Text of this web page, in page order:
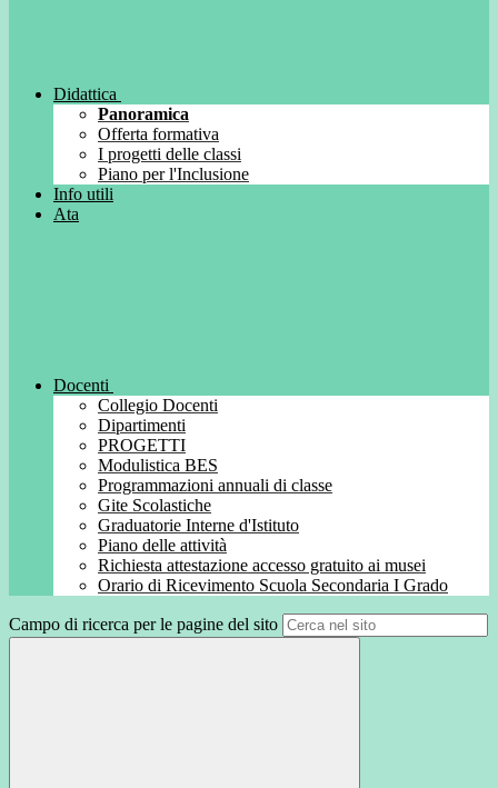
Didattica
Panoramica
Offerta formativa
I progetti delle classi
Piano per l'Inclusione
Info utili
Ata
Docenti
Collegio Docenti
Dipartimenti
PROGETTI
Modulistica BES
Programmazioni annuali di classe
Gite Scolastiche
Graduatorie Interne d'Istituto
Piano delle attività
Richiesta attestazione accesso gratuito ai musei
Orario di Ricevimento Scuola Secondaria I Grado
Campo di ricerca per le pagine del sito